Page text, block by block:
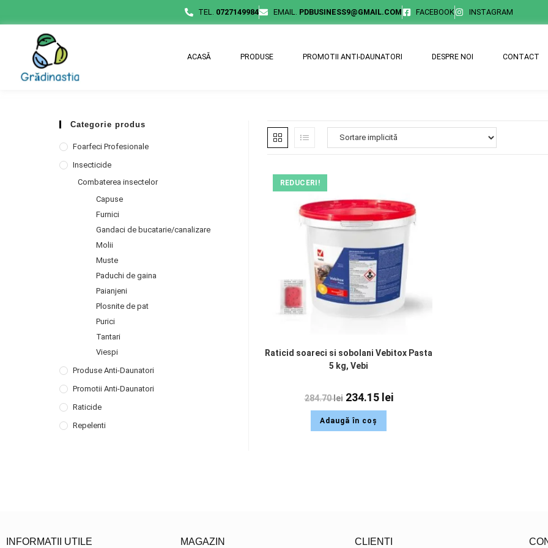
TEL. 0727149984 EMAIL. PDBUSINESS9@GMAIL.COM FACEBOOK INSTAGRAM
ACASĂ PRODUSE PROMOTII ANTI-DAUNATORI DESPRE NOI CONTACT
REDUCERI!
Raticid soareci si sobolani Vebitox Pasta
5 kg, Vebi
284.70lei 234.15 lei
Adaugă în coș
Categorie produs
Foarfeci Profesionale
Insecticide
Combaterea insectelor
Capuse
Furnici
Gandaci de bucatarie/canalizare
Molii
Muste
Paduchi de gaina
Paianjeni
Plosnite de pat
Purici
Tantari
Viespi
Produse Anti-Daunatori
Promotii Anti-Daunatori
Raticide
Repelenti
INFORMATII UTILE MAGAZIN CLIENTI